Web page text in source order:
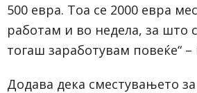
500 евра. Тоа се 2000 евра
работам и во недела, за што
тогаш заработувам повеќе“ –
Додава дека сместувањето